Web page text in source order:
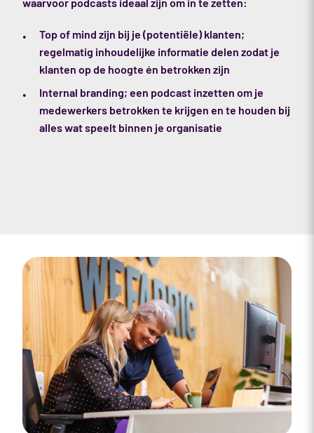
Top of mind zijn bij je (potentiële) klanten;
regelmatig inhoudelijke informatie delen zodat je
klanten op de hoogte én betrokken zijn
Internal branding; een podcast inzetten om je
medewerkers betrokken te krijgen en te houden bij
alles wat speelt binnen je organisatie